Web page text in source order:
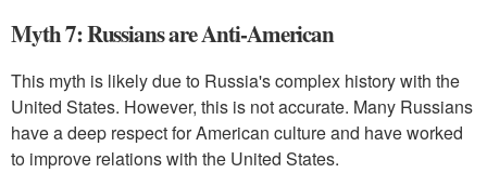
Myth 7: Russians are Anti-American
This myth is likely due to Russia's complex history with the
United States. However, this is not accurate. Many Russians
have a deep respect for American culture and have worked
to improve relations with the United States.